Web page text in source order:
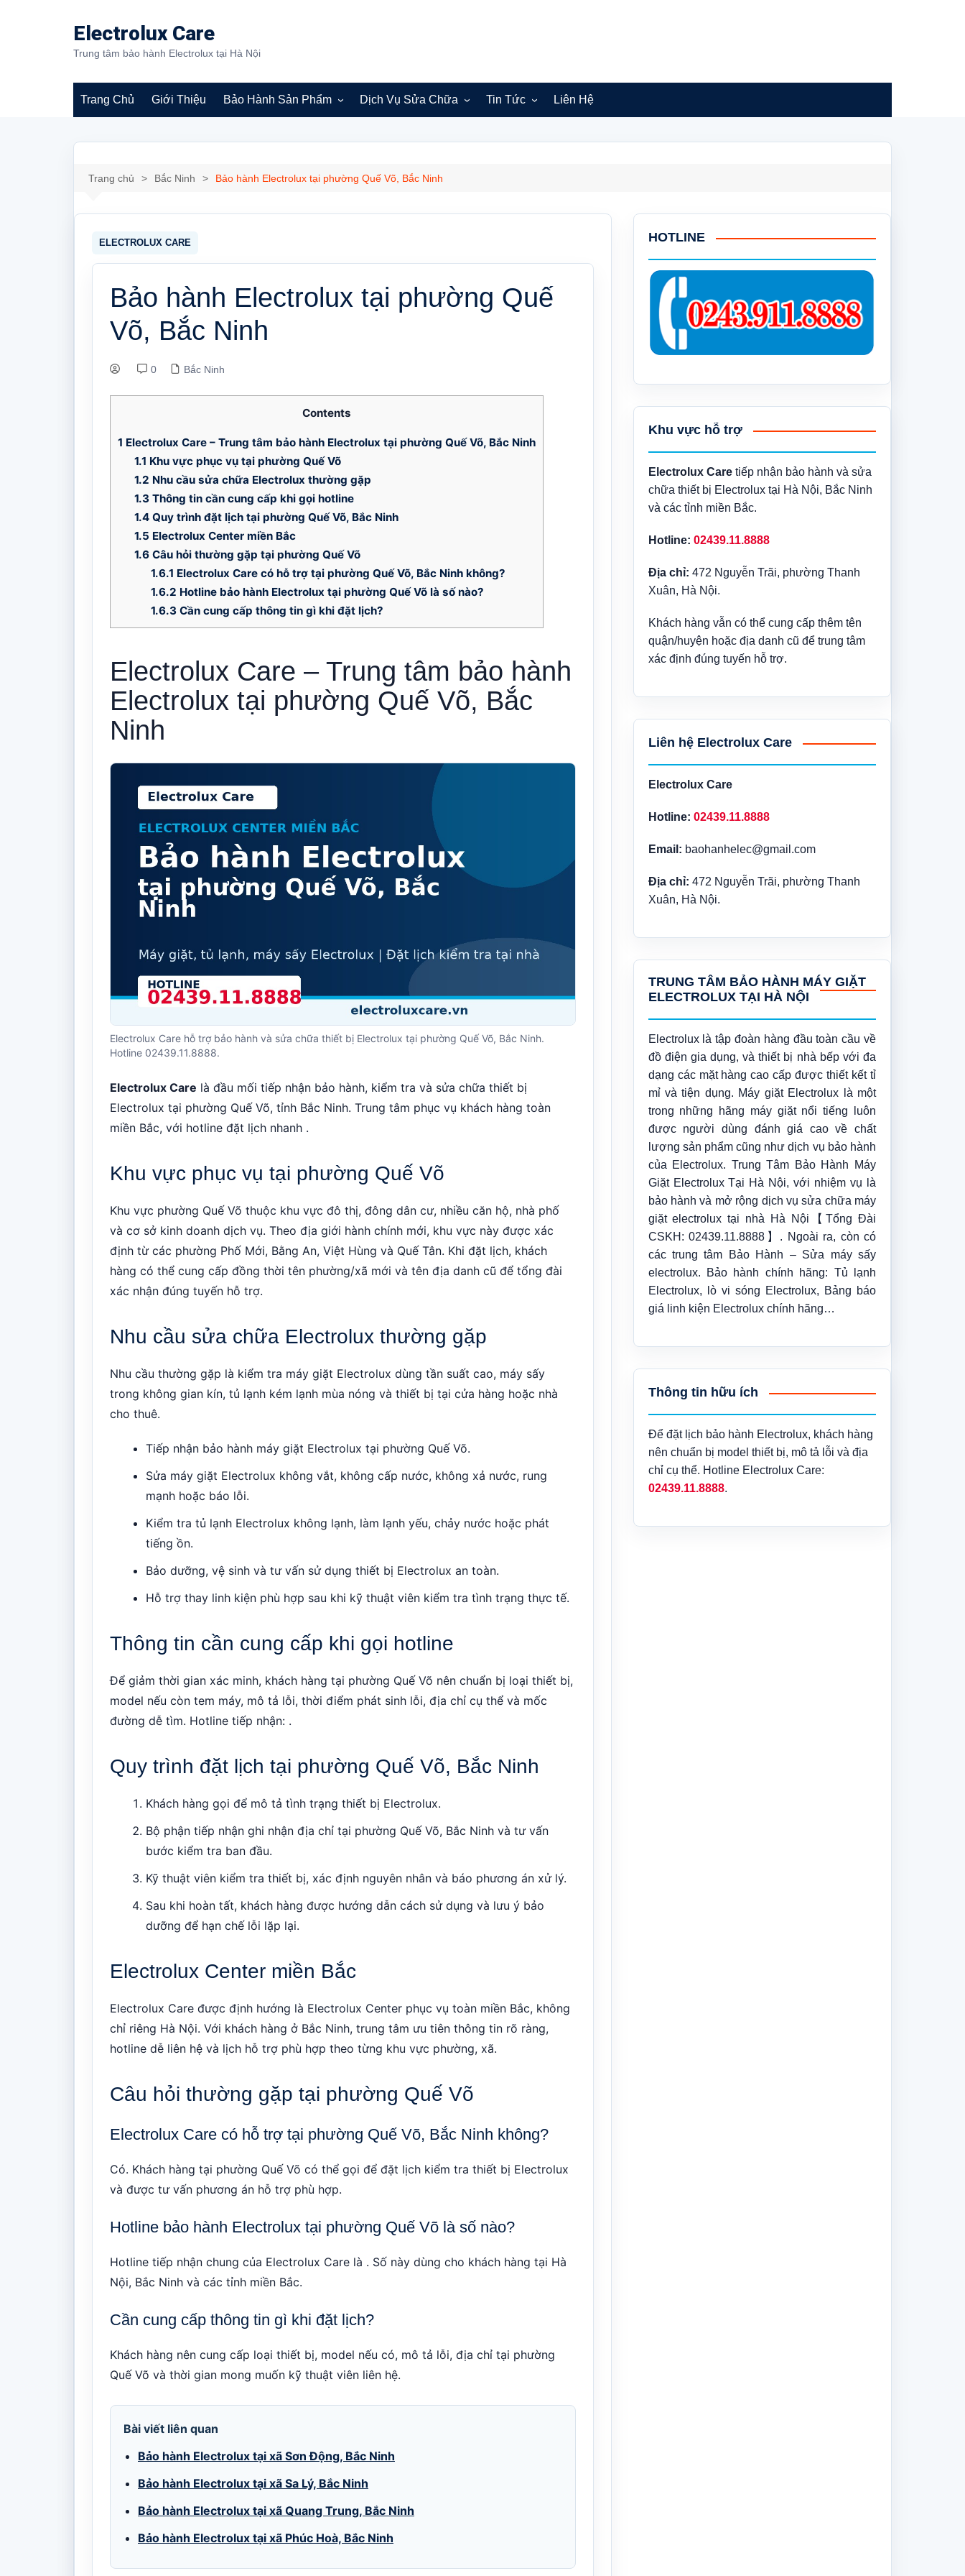
Electrolux Care
Trung tâm bảo hành Electrolux tại Hà Nội
Trang Chủ Giới Thiệu Bảo Hành Sản Phẩm
Electrolux
Dịch Vụ Sửa Chữa Tin Tức Liên Hệ
Trang chủ Bắc Ninh Bảo hành Electrolux tại phường Quế Võ, Bắc Ninh
Bảo hành Electrolux tại phường Quế
Võ, Bắc Ninh
0 Bắc Ninh
Contents
1 Electrolux Care – Trung tâm bảo hành Electrolux tại phường Quế Võ, Bắc Ninh
1.1 Khu vực phục vụ tại phường Quế Võ
1.2 Nhu cầu sửa chữa Electrolux thường gặp
1.3Thông tin cần cung cấp khi gọi hotline
1.4Quy trình đặt lịch tại phường Quế Võ, Bắc Ninh
1.5 Electrolux Center miền Bắc
1.6Câu hỏi thường gặp tại phường Quế Võ
1.6.1 Electrolux Care có hỗ trợ tại phường Quế Võ, Bắc Ninh không?
1.6.2 Hotline bảo hành Electrolux tại phường Quế Võ là số nào?
1.6.3Cần cung cấp thông tin gì khi đặt lịch?
Electrolux Care – Trung tâm bảo hành
Electrolux tại phường Quế Võ, Bắc
Ninh
Electrolux Care hỗ trợ bảo hành và sửa chữa thiết bị Electrolux tại phường Quế Võ, Bắc Ninh.
Hotline 02439.11.8888.
Electrolux Care là đầu mối tiếp nhận bảo hành, kiểm tra và sửa chữa thiết bị
Electrolux tại phường Quế Võ, tỉnh Bắc Ninh. Trung tâm phục vụ khách hàng toàn
miền Bắc, với hotline đặt lịch nhanh .
Khu vực phục vụ tại phường Quế Võ
Khu vực phường Quế Võ thuộc khu vực đô thị, đông dân cư, nhiều căn hộ, nhà phố
và cơ sở kinh doanh dịch vụ. Theo địa giới hành chính mới, khu vực này được xác
định từ các phường Phố Mới, Bằng An, Việt Hùng và Quế Tân. Khi đặt lịch, khách
hàng có thể cung cấp đồng thời tên phường/xã mới và tên địa danh cũ để tổng đài
xác nhận đúng tuyến hỗ trợ.
Nhu cầu sửa chữa Electrolux thường gặp
Nhu cầu thường gặp là kiểm tra máy giặt Electrolux dùng tần suất cao, máy sấy
trong không gian kín, tủ lạnh kém lạnh mùa nóng và thiết bị tại cửa hàng hoặc nhà
cho thuê.
Tiếp nhận bảo hành máy giặt Electrolux tại phường Quế Võ.
Sửa máy giặt Electrolux không vắt, không cấp nước, không xả nước, rung
mạnh hoặc báo lỗi.
Kiểm tra tủ lạnh Electrolux không lạnh, làm lạnh yếu, chảy nước hoặc phát
tiếng ồn.
Bảo dưỡng, vệ sinh và tư vấn sử dụng thiết bị Electrolux an toàn.
Hỗ trợ thay linh kiện phù hợp sau khi kỹ thuật viên kiểm tra tình trạng thực tế.
Thông tin cần cung cấp khi gọi hotline
Để giảm thời gian xác minh, khách hàng tại phường Quế Võ nên chuẩn bị loại thiết bị,
model nếu còn tem máy, mô tả lỗi, thời điểm phát sinh lỗi, địa chỉ cụ thể và mốc
đường dễ tìm. Hotline tiếp nhận: .
Quy trình đặt lịch tại phường Quế Võ, Bắc Ninh
Khách hàng gọi để mô tả tình trạng thiết bị Electrolux.
Bộ phận tiếp nhận ghi nhận địa chỉ tại phường Quế Võ, Bắc Ninh và tư vấn
bước kiểm tra ban đầu.
Kỹ thuật viên kiểm tra thiết bị, xác định nguyên nhân và báo phương án xử lý.
Sau khi hoàn tất, khách hàng được hướng dẫn cách sử dụng và lưu ý bảo
dưỡng để hạn chế lỗi lặp lại.
Electrolux Center miền Bắc
Electrolux Care được định hướng là Electrolux Center phục vụ toàn miền Bắc, không
chỉ riêng Hà Nội. Với khách hàng ở Bắc Ninh, trung tâm ưu tiên thông tin rõ ràng,
hotline dễ liên hệ và lịch hỗ trợ phù hợp theo từng khu vực phường, xã.
Câu hỏi thường gặp tại phường Quế Võ
Electrolux Care có hỗ trợ tại phường Quế Võ, Bắc Ninh không?
Có. Khách hàng tại phường Quế Võ có thể gọi để đặt lịch kiểm tra thiết bị Electrolux
và được tư vấn phương án hỗ trợ phù hợp.
Hotline bảo hành Electrolux tại phường Quế Võ là số nào?
Hotline tiếp nhận chung của Electrolux Care là . Số này dùng cho khách hàng tại Hà
Nội, Bắc Ninh và các tỉnh miền Bắc.
Cần cung cấp thông tin gì khi đặt lịch?
Khách hàng nên cung cấp loại thiết bị, model nếu có, mô tả lỗi, địa chỉ tại phường
Quế Võ và thời gian mong muốn kỹ thuật viên liên hệ.
Bài viết liên quan
Bảo hành Electrolux tại xã Sơn Động, Bắc Ninh
Bảo hành Electrolux tại xã Sa Lý, Bắc Ninh
Bảo hành Electrolux tại xã Quang Trung, Bắc Ninh
Bảo hành Electrolux tại xã Phúc Hoà, Bắc Ninh
HOTLINE
Khu vực hỗ trợ
Electrolux Caretiếp nhận bảo hành và sửa
chữa thiết bị Electrolux tại Hà Nội, Bắc Ninh
và các tỉnh miền Bắc.
Hotline: 02439.11.8888
Địa chỉ: 472 Nguyễn Trãi, phường Thanh
Xuân, Hà Nội.
Khách hàng vẫn có thể cung cấp thêm tên
quận/huyện hoặc địa danh cũ để trung tâm
xác định đúng tuyến hỗ trợ.
Liên hệ Electrolux Care
Electrolux Care
Hotline: 02439.11.8888
Email: baohanhelec@gmail.com
Địa chỉ: 472 Nguyễn Trãi, phường Thanh
Xuân, Hà Nội.
TRUNG TÂM BẢO HÀNH MÁY GIẶT
ELECTROLUX TẠI HÀ NỘI
Electrolux là tập đoàn hàng đầu toàn cầu về
đồ điện gia dụng, và thiết bị nhà bếp với đa
dạng các mặt hàng cao cấp được thiết kết tỉ
mỉ và tiện dụng. Máy giặt Electrolux là một
trong những hãng máy giặt nổi tiếng luôn
được người dùng đánh giá cao về chất
lượng sản phẩm cũng như dịch vụ bảo hành
của Electrolux. Trung Tâm Bảo Hành Máy
Giặt Electrolux Tại Hà Nội, với nhiệm vụ là
bảo hành và mở rộng dịch vụ sửa chữa máy
giặt electrolux tại nhà Hà Nội【Tổng Đài
CSKH: 02439.11.8888】. Ngoài ra, còn có
các trung tâm Bảo Hành – Sửa máy sấy
electrolux. Bảo hành chính hãng: Tủ lạnh
Electrolux, lò vi sóng Electrolux, Bảng báo
giá linh kiện Electrolux chính hãng…
Thông tin hữu ích
Để đặt lịch bảo hành Electrolux, khách hàng
nên chuẩn bị model thiết bị, mô tả lỗi và địa
chỉ cụ thể. Hotline Electrolux Care:
02439.11.8888.